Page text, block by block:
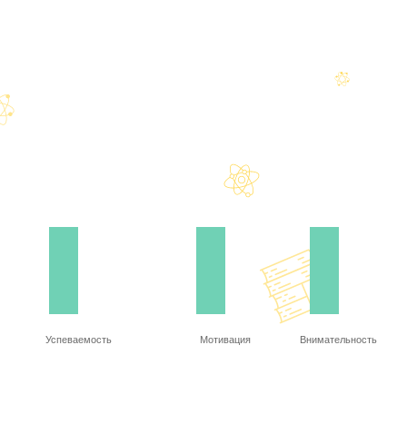
Успеваемость Мотивация Внимательность